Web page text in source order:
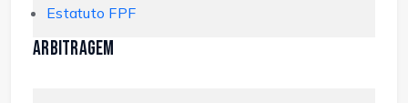
Estatuto FPF
Arbitragem